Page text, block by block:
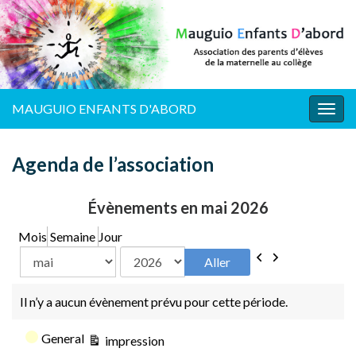
MAUGUIO ENFANTS D'ABORD
Agenda de l’association
Évènements en mai 2026
Mois Semaine Jour
Mois
Année
Précédent
Suivant
Il n’y a aucun évènement prévu pour cette période.
Catégories
General Vue
impression